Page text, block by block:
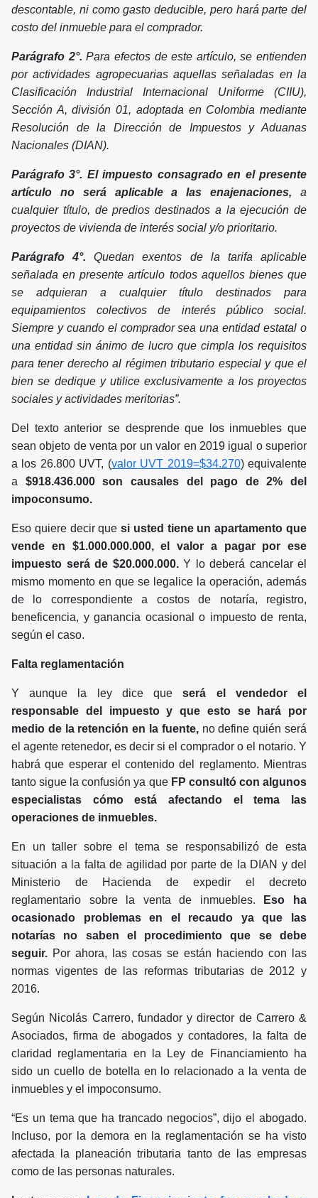
descontable, ni como gasto deducible, pero hará parte del
costo del inmueble para el comprador.
Parágrafo 2°. Para efectos de este artículo, se entienden
por actividades agropecuarias aquellas señaladas en la
Clasificación Industrial Internacional Uniforme (CIIU),
Sección A, división 01, adoptada en Colombia mediante
Resolución de la Dirección de Impuestos y Aduanas
Nacionales (DIAN).
Parágrafo 3°. El impuesto consagrado en el presente
artículo no será aplicable a las enajenaciones, a
cualquier título, de predios destinados a la ejecución de
proyectos de vivienda de interés social y/o prioritario.
Parágrafo 4°. Quedan exentos de la tarifa aplicable
señalada en presente artículo todos aquellos bienes que
se adquieran a cualquier título destinados para
equipamientos colectivos de interés público social.
Siempre y cuando el comprador sea una entidad estatal o
una entidad sin ánimo de lucro que cimpla los requisitos
para tener derecho al régimen tributario especial y que el
bien se dedique y utilice exclusivamente a los proyectos
sociales y actividades meritorias”.
Del texto anterior se desprende que los inmuebles que
sean objeto de venta por un valor en 2019 igual o superior
a los 26.800 UVT, (valor UVT 2019=$34.270) equivalente
a $918.436.000 son causales del pago de 2% del
impoconsumo.
Eso quiere decir que si usted tiene un apartamento que
vende en $1.000.000.000, el valor a pagar por ese
impuesto será de $20.000.000.Y lo deberá cancelar el
mismo momento en que se legalice la operación, además
de lo correspondiente a costos de notaría, registro,
beneficencia, y ganancia ocasional o impuesto de renta,
según el caso.
Falta reglamentación
Y aunque la ley dice queserá el vendedor el
responsable del impuesto y que esto se hará por
medio de la retención en la fuente,no define quién será
el agente retenedor, es decir si el comprador o el notario. Y
habrá que esperar el contenido del reglamento. Mientras
tanto sigue la confusión ya que FP consultó con algunos
especialistas cómo está afectando el tema las
operaciones de inmuebles.
En un taller sobre el tema se responsabilizó de esta
situación a la falta de agilidad por parte de la DIAN y del
Ministerio de Hacienda de expedir el decreto
reglamentario sobre la venta de inmuebles. Eso ha
ocasionado problemas en el recaudo ya que las
notarías no saben el procedimiento que se debe
seguir. Por ahora, las cosas se están haciendo con las
normas vigentes de las reformas tributarias de 2012 y
2016.
Según Nicolás Carrero, fundador y director de Carrero &
Asociados, firma de abogados y contadores, la falta de
claridad reglamentaria en la Ley de Financiamiento ha
sido un cuello de botella en lo relacionado a la venta de
inmuebles y el impoconsumo.
“Es un tema que ha trancado negocios”, dijo el abogado.
Incluso, por la demora en la reglamentación se ha visto
afectada la planeación tributaria tanto de las empresas
como de las personas naturales.